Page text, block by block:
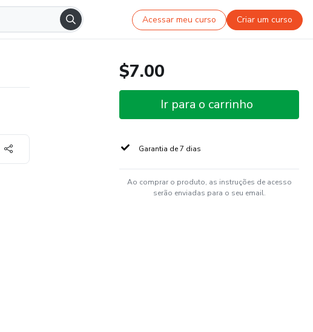
Acessar meu curso Criar um curso
$7.00
Ir para o carrinho
Garantia de 7 dias
Ao comprar o produto, as instruções de acesso
serão enviadas para o seu email.